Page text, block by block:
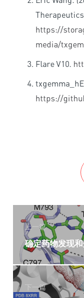
https://
media/
Flare V10.
https://
上一篇
确定药物发现
下一篇